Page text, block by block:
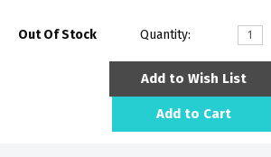
Out Of Stock Quantity:
Add to Wish List
Add to Cart